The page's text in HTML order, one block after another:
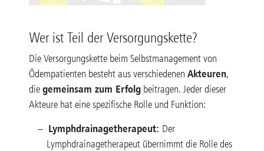
Wer ist Teil der Versorgungskette?
Die Versorgungskette beim Selbstmanagement von
Ödempatienten besteht aus verschiedenen Akteuren,
diegemeinsam zum Erfolgbeitragen. Jeder dieser
Akteure hat eine spezifische Rolle und Funktion:
Lymphdrainagetherapeut: Der
Lymphdrainagetherapeut übernimmt die Rolle des